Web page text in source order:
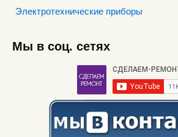
Электротехнические приборы
Мы в соц. сетях